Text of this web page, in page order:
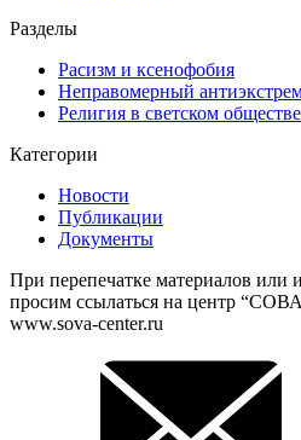
Разделы
Расизм и ксенофобия
Неправомерный
Религия в светском обществе
Категории
Новости
Публикации
Документы
При перепечатке материалов или
просим ссылаться на центр
www.sova-center.ru